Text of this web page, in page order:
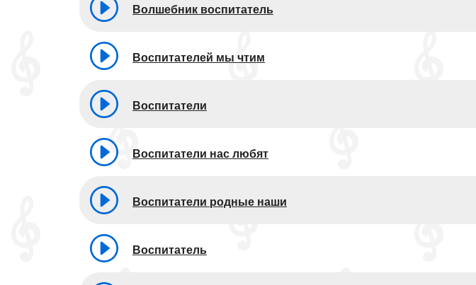
Волшебник воспитатель
Воспитателей мы чтим
Воспитатели
Воспитатели нас любят
Воспитатели родные наши
Воспитатель